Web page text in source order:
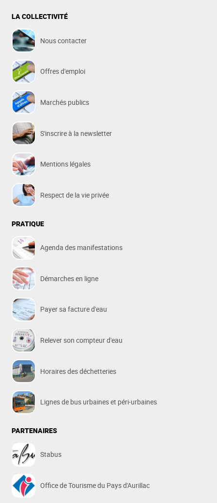
LA COLLECTIVITÉ
Nous contacter
Offres d'emploi
Marchés publics
S'inscrire à la newsletter
Mentions légales
Respect de la vie privée
PRATIQUE
Agenda des manifestations
Démarches en ligne
Payer sa facture d'eau
Relever son compteur d'eau
Horaires des déchetteries
Lignes de bus urbaines et péri-urbaines
PARTENAIRES
Stabus
Office de Tourisme du Pays d'Aurillac